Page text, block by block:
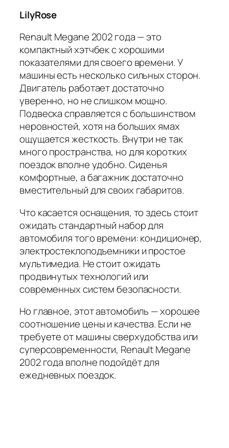
LilyRose
Renault Megane 2002 года — это
компактный хэтчбек с хорошими
показателями для своего времени. У
машины есть несколько сильных сторон.
Двигатель работает достаточно
уверенно, но не слишком мощно.
Подвеска справляется с большинством
неровностей, хотя на больших ямах
ощущается жесткость. Внутри не так
много пространства, но для коротких
поездок вполне удобно. Сиденья
комфортные, а багажник достаточно
вместительный для своих габаритов.
Что касается оснащения, то здесь стоит
ожидать стандартный набор для
автомобиля того времени: кондиционер,
электростеклоподъемники и простое
мультимедиа. Не стоит ожидать
продвинутых технологий или
современных систем безопасности.
Но главное, этот автомобиль — хорошее
соотношение цены и качества. Если не
требуете от машины сверхудобства или
суперсовременности, Renault Megane
2002 года вполне подойдёт для
ежедневных поездок.